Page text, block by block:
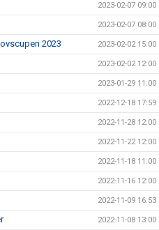
2023-02-07 09:00
2023-02-07 08:00
2023 2023-02-02 15:00
2023-02-02 12:00
2023-01-29 11:00
2022-12-18 17:59
2022-11-28 12:00
2022-11-22 12:00
2022-11-18 11:00
2022-11-16 12:00
2022-11-09 16:53
2022-11-08 13:00